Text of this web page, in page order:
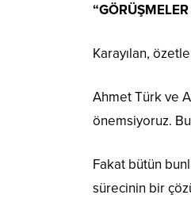
Karayılan,
Ahmet Türk ve
önemsiyoruz.
Fakat bütün
sürecinin bir